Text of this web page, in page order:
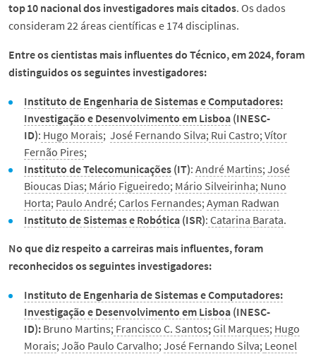
top 10 nacional dos investigadores mais citados. Os dados
consideram 22 áreas científicas e 174 disciplinas.
Entre os cientistas mais influentes do Técnico, em 2024, foram
distinguidos os seguintes investigadores:
Instituto de Engenharia de Sistemas e Computadores:
Investigação e Desenvolvimento em Lisboa (INESC-
ID): Hugo Morais;José Fernando Silva; Rui Castro;Vítor
Fernão Pires;
Instituto de Telecomunicações (IT):André Martins;José
Bioucas Dias; Mário Figueiredo; Mário Silveirinha; Nuno
Horta; Paulo André;Carlos Fernandes;Ayman Radwan
Instituto de Sistemas e Robótica (ISR): Catarina Barata.
No que diz respeito acarreiras mais influentes, foram
reconhecidos os seguintes investigadores:
Instituto de Engenharia de Sistemas e Computadores:
Investigação e Desenvolvimento em Lisboa (INESC-
ID): Bruno Martins; Francisco C. Santos;Gil Marques; Hugo
Morais;João Paulo Carvalho;José Fernando Silva; Leonel